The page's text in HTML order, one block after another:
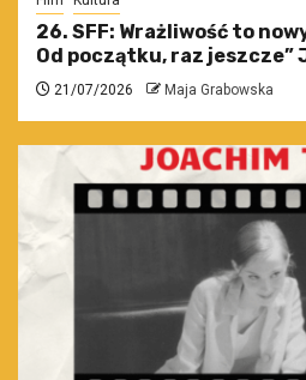
26. SFF: Wrażliwość to
Od początku, raz jeszcze”
21/07/2026 Maja Grabowska